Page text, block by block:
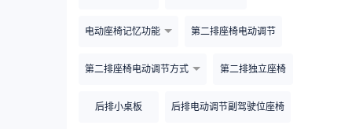
电动座椅记忆功能 第二排座椅电动调节
第二排座椅电动调节方式 第二排独立座椅
后排小桌板 后排电动调节副驾驶位座椅